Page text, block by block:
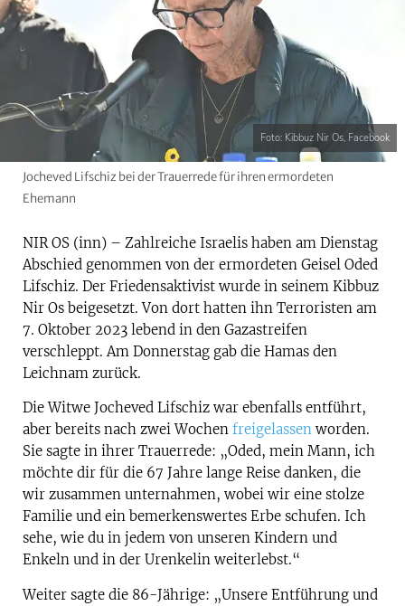
Foto: Kibbuz Nir Os, Facebook
Jocheved Lifschiz bei der Trauerrede für ihren ermordeten
Ehemann
NIR OS (inn) – Zahlreiche Israelis haben am Dienstag
Abschied genommen von der ermordeten Geisel Oded
Lifschiz. Der Friedensaktivist wurde in seinem Kibbuz
Nir Os beigesetzt. Von dort hatten ihn Terroristen am
7. Oktober 2023 lebend in den Gazastreifen
verschleppt. Am Donnerstag gab die Hamas den
Leichnam zurück.
Die Witwe Jocheved Lifschiz war ebenfalls entführt,
aber bereits nach zwei Wochen freigelassen worden.
Sie sagte in ihrer Trauerrede: „Oded, mein Mann, ich
möchte dir für die 67 Jahre lange Reise danken, die
wir zusammen unternahmen, wobei wir eine stolze
Familie und ein bemerkenswertes Erbe schufen. Ich
sehe, wie du in jedem von unseren Kindern und
Enkeln und in der Urenkelin weiterlebst.“
Weiter sagte die 86-Jährige: „Unsere Entführung und